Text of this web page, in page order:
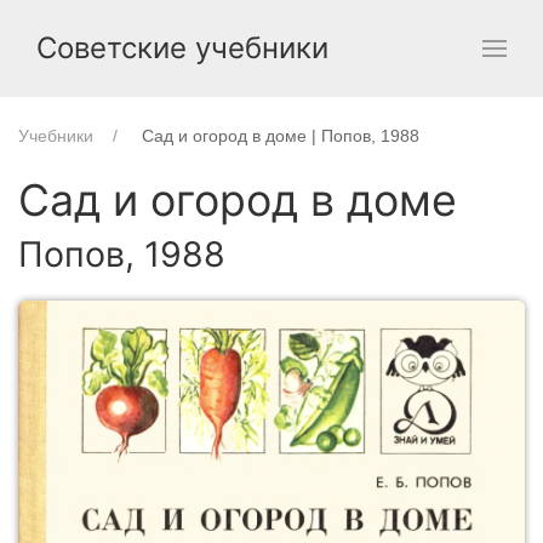
Советские учебники
Учебники Сад и огород в доме | Попов, 1988
Сад и огород в доме
Попов, 1988